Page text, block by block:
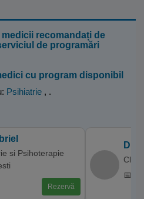
recomandați de
de programări
cu program disponibil
Psihiatrie , .
si Psihoterapie
Rezervă
Dr.
📅